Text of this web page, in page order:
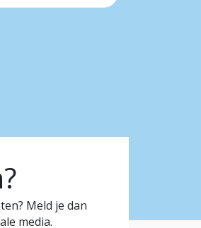
Meld je dan
media.